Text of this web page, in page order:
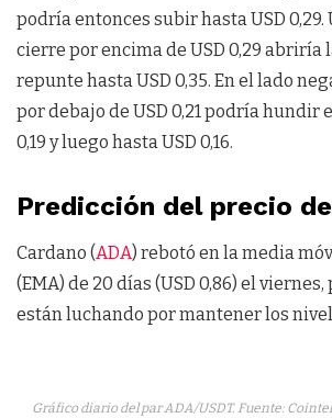
podría entonces subir hasta USD
cierre por encima de USD 0,29 abriría
repunte hasta USD 0,35. En el lado
por debajo de USD 0,21 podría hundir
0,19 y luego hasta USD 0,16.
Predicción del precio
Cardano (ADA) rebotó en la media
(EMA) de 20 días (USD 0,86) el
están luchando por mantener los
Gráfico diario del par ADA/USDT. Fuente: